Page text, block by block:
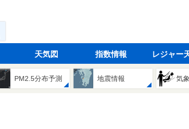
天気図 指数情報 レジャー
PM2.5分布予測 地震情報 気